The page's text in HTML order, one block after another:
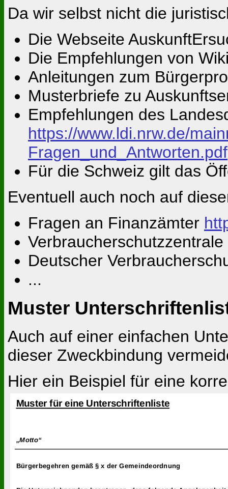
Da wir selbst nicht die
Die Webseite
Die Empfehlungen von
Anleitungen zum
Musterbriefe zu
Empfehlungen des
https://www.ldi.nrw.de/
Fragen_und_Antworten.pdf
Für die Schweiz gilt das
Eventuell auch noch auf
Fragen an Finanzämter
Deutscher
...
Muster
Auch auf einer einfachen
dieser Zweckbindung
Hier ein Beispiel für eine